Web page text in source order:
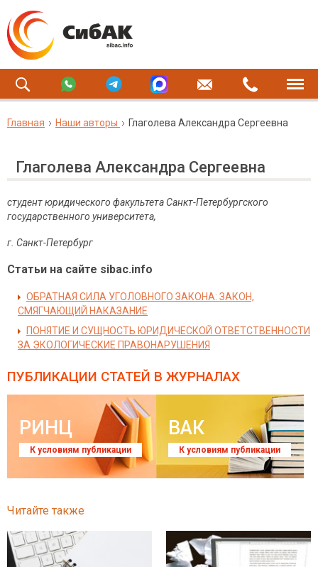
Главная Наши авторы Глаголева Александра Сергеевна
Глаголева Александра Сергеевна
студент юридического факультета Санкт-Петербургского
государственного университета,
г. Санкт-Петербург​
Статьи на сайте sibac.info
ОБРАТНАЯ СИЛА УГОЛОВНОГО ЗАКОНА: ЗАКОН,
СМЯГЧАЮЩИЙ НАКАЗАНИЕ
ПОНЯТИЕ И СУЩНОСТЬ ЮРИДИЧЕСКОЙ ОТВЕТСТВЕННОСТИ
ЗА ЭКОЛОГИЧЕСКИЕ ПРАВОНАРУШЕНИЯ
ПУБЛИКАЦИИ СТАТЕЙ В ЖУРНАЛАХ
РИНЦ
К условиям публикации
ВАК
К условиям публикации
Читайте также